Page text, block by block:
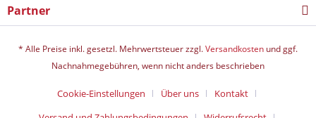
Partner
* Alle Preise inkl. gesetzl. Mehrwertsteuer zzgl.Versandkosten und ggf.
Nachnahmegebühren, wenn nicht anders beschrieben
Cookie-Einstellungen Über uns
Kontakt